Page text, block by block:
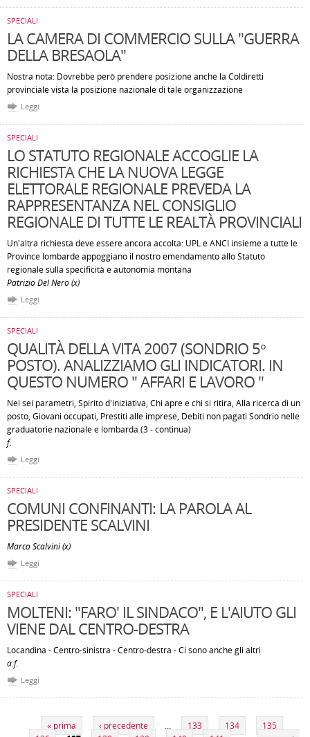
SPECIALI
LA CAMERA DI COMMERCIO SULLA "GUERRA
DELLA BRESAOLA"
Nostra nota: Dovrebbe però prendere posizione anche la Coldiretti
provinciale vista la posizione nazionale di tale organizzazione
Leggi
SPECIALI
LO STATUTO REGIONALE ACCOGLIE LA
RICHIESTA CHE LA NUOVA LEGGE
ELETTORALE REGIONALE PREVEDA LA
RAPPRESENTANZA NEL CONSIGLIO
REGIONALE DI TUTTE LE REALTÀ PROVINCIALI
Un'altra richiesta deve essere ancora accolta: UPL e ANCI insieme a tutte le
Province lombarde appoggiano il nostro emendamento allo Statuto
regionale sulla specificità e autonomia montana
Patrizio Del Nero (x)
Leggi
SPECIALI
QUALITÀ DELLA VITA 2007 (SONDRIO 5°
POSTO). ANALIZZIAMO GLI INDICATORI. IN
QUESTO NUMERO " AFFARI E LAVORO "
Nei sei parametri, Spirito d'iniziativa, Chi apre e chi si ritira, Alla ricerca di un
posto, Giovani occupati, Prestiti alle imprese, Debiti non pagati Sondrio nelle
graduatorie nazionale e lombarda (3 - continua)
f.
Leggi
SPECIALI
COMUNI CONFINANTI: LA PAROLA AL
PRESIDENTE SCALVINI
Marco Scalvini (x)
Leggi
SPECIALI
MOLTENI: "FARO' IL SINDACO", E L'AIUTO GLI
VIENE DAL CENTRO-DESTRA
Locandina - Centro-sinistra - Centro-destra - Ci sono anche gli altri
a.f.
Leggi
« prima ‹ precedente … 133 134
135